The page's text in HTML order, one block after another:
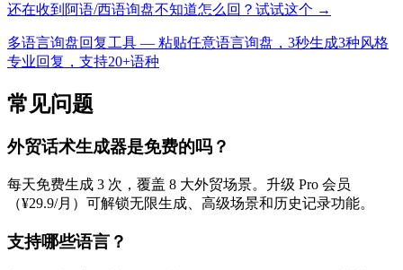
还在收到阿语/西语询盘不知道怎么回？ 试试这个 →
多语言询盘回复工具 — 粘贴任意语言询盘，3秒生成3种风格
专业回复，支持20+语种
常见问题
外贸话术生成器是免费的吗？
每天免费生成 3 次，覆盖 8 大外贸场景。升级 Pro 会员
（¥29.9/月）可解锁无限生成、高级场景和历史记录功能。
支持哪些语言？